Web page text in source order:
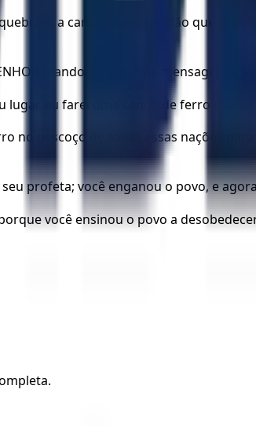
a canga da escravidão que
mandou a seguinte mensagem a
lugar eu farei uma canga de ferro.
no pescoço de todas essas nações
seu profeta; você enganou o povo, e
você ensinou o povo a desobedecer